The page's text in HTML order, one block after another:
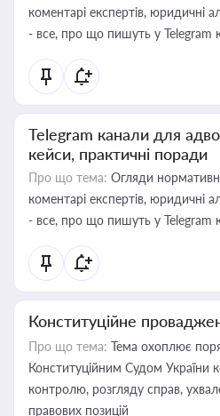
коментарі експертів, юридичні
- все, про що пишуть у Telegram
Telegram канали для
кейси, практичні поради
Про що тема: Огляди
коментарі експертів, юридичні
- все, про що пишуть у Telegram
Конституційне
Про що тема: Тема охоплює
Конституційним Судом України
контролю, розгляду справ,
правових позицій